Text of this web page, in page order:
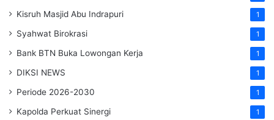
Kisruh Masjid Abu Indrapuri 1
Syahwat Birokrasi 1
Bank BTN Buka Lowongan Kerja 1
DIKSI NEWS 1
Periode 2026-2030 1
Kapolda Perkuat Sinergi 1